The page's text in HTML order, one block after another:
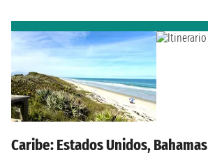
Caribe: Estados Unidos, Bahamas